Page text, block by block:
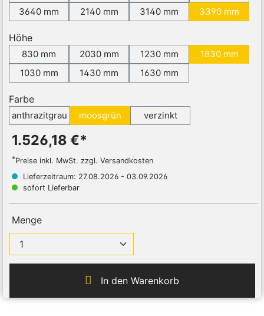
3640 mm
2140 mm 3140 mm 3390 mm
Höhe
830 mm 2030 mm 1230 mm
1830 mm
1030 mm
1430 mm 1630 mm
Farbe
anthrazitgrau moosgrün verzinkt
1.526,18 €*
*Preise inkl. MwSt. zzgl. Versandkosten
Lieferzeitraum: 27.08.2026 - 03.09.2026
sofort Lieferbar
Menge
In den Warenkorb